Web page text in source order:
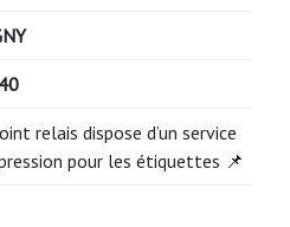
relais dispose d’un service
pour les étiquettes 📌